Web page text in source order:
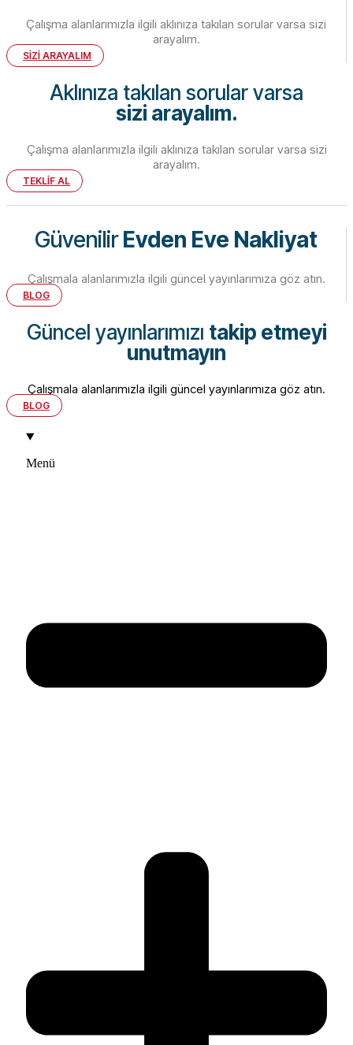
Çalışma alanlarımızla ilgili aklınıza takılan sorular varsa sizi
arayalım.
SİZİ ARAYALIM
Aklınıza takılan sorular varsa
sizi arayalım.
Çalışma alanlarımızla ilgili aklınıza takılan sorular varsa sizi
arayalım.
TEKLİF AL
GüvenilirEvden Eve Nakliyat
Çalışmala alanlarımızla ilgili güncel yayınlarımıza göz atın.
BLOG
Güncel yayınlarımızı takip etmeyi
unutmayın
Çalışmala alanlarımızla ilgili güncel yayınlarımıza göz atın.
BLOG
Menü